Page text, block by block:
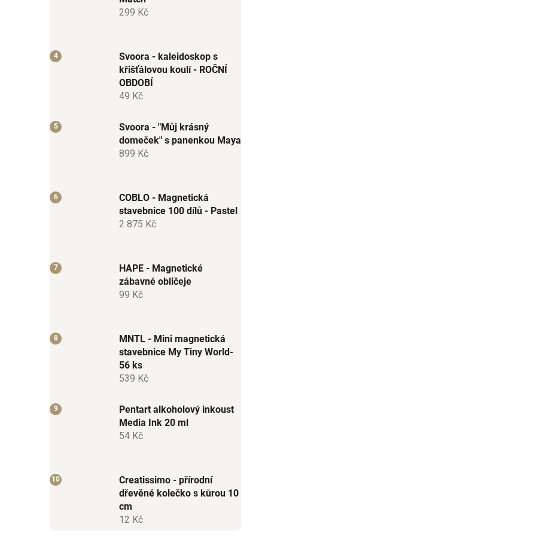
299 Kč
Svoora - kaleidoskop s
křišťálovou koulí - ROČNÍ
OBDOBÍ
49 Kč
Svoora - "Můj krásný
domeček" s panenkou Maya
899 Kč
COBLO - Magnetická
stavebnice 100 dílů - Pastel
2 875 Kč
HAPE - Magnetické
zábavné obličeje
99 Kč
MNTL - Mini magnetická
stavebnice My Tiny World-
56 ks
539 Kč
Pentart alkoholový inkoust
Media Ink 20 ml
54 Kč
Creatissimo - přírodní
dřevěné kolečko s kůrou 10
cm
12 Kč